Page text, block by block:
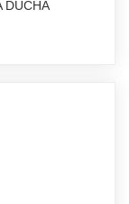
DUCHA